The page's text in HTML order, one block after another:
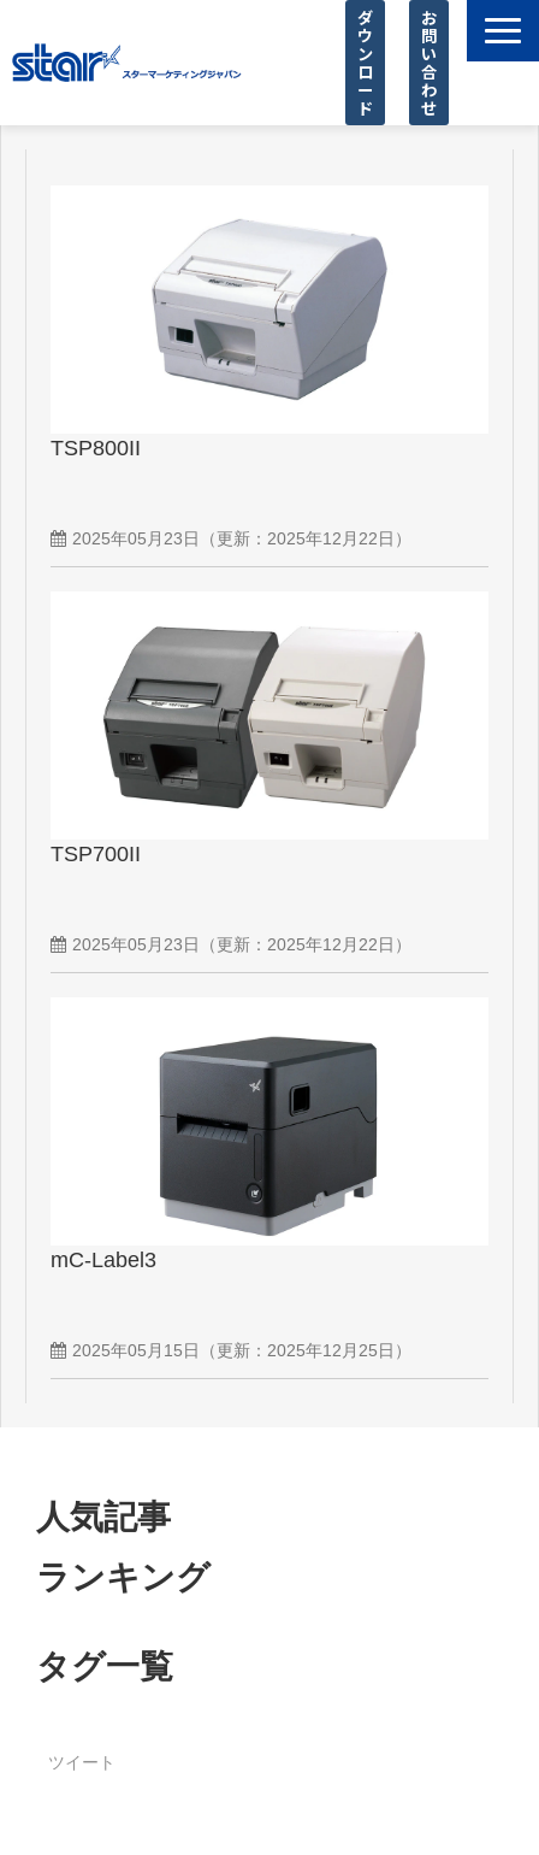
ダ
ウ
ン
ロ
ー
ド
お
問
い
合
わ
せ
SIer様 支援サービス
導入事例
お知らせ
ピックアップ
よくあるご質問
TSP800II
2025年05月23日 （更新： 2025年12月22日 ）
TSP700II
2025年05月23日 （更新： 2025年12月22日 ）
mC-Label3
2025年05月15日 （更新： 2025年12月25日 ）
人気記事
ランキング
タグ一覧
ツイート